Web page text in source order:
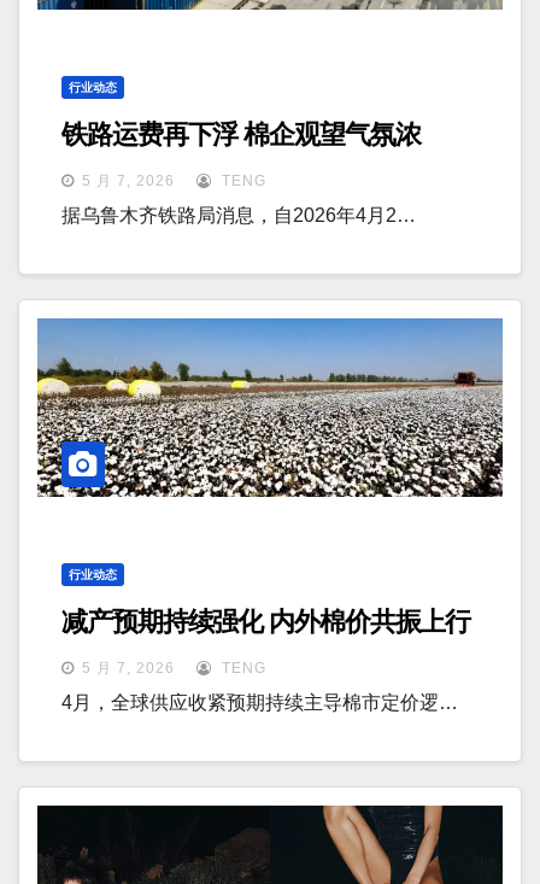
行业动态
铁路运费再下浮 棉企观望气氛浓
5 月 7, 2026 TENG
据乌鲁木齐铁路局消息，自2026年4月2…
行业动态
减产预期持续强化 内外棉价共振上行
5 月 7, 2026 TENG
4月，全球供应收紧预期持续主导棉市定价逻…